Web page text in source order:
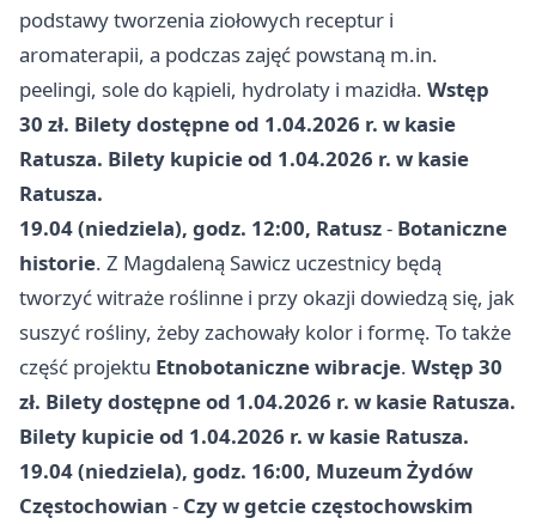
podstawy tworzenia ziołowych receptur i
aromaterapii, a podczas zajęć powstaną m.in.
peelingi, sole do kąpieli, hydrolaty i mazidła. Wstęp
30 zł. Bilety dostępne od 1.04.2026 r. w kasie
Ratusza. Bilety kupicie od 1.04.2026 r. w kasie
Ratusza.
19.04 (niedziela), godz. 12:00, Ratusz- Botaniczne
historie. Z Magdaleną Sawicz uczestnicy będą
tworzyć witraże roślinne i przy okazji dowiedzą się, jak
suszyć rośliny, żeby zachowały kolor i formę. To także
część projektu Etnobotaniczne wibracje. Wstęp 30
zł. Bilety dostępne od 1.04.2026 r. w kasie Ratusza.
Bilety kupicie od 1.04.2026 r. w kasie Ratusza.
19.04 (niedziela), godz. 16:00, Muzeum Żydów
Częstochowian - Czy w getcie częstochowskim